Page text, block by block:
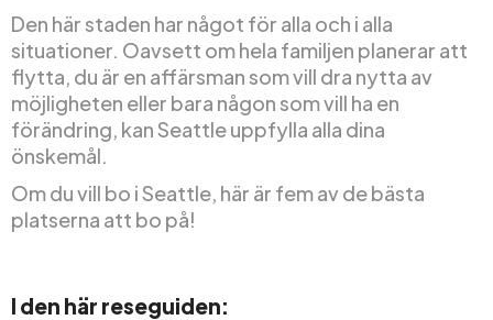
Den här staden har något för alla och i alla
situationer. Oavsett om hela familjen planerar att
flytta, du är en affärsman som vill dra nytta av
möjligheten eller bara någon som vill ha en
förändring, kan Seattle uppfylla alla dina
önskemål.
Om du vill bo i Seattle, här är fem av de bästa
platserna att bo på!
I den här reseguiden: